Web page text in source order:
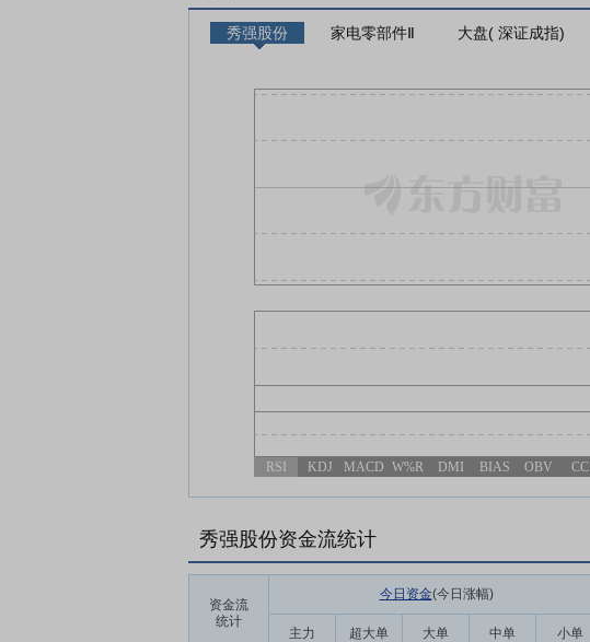
秀强股份 家电零部件Ⅱ 大盘( 深证成指)
RSI KDJ MACD W%R DMI BIAS OBV CCI
秀强股份资金流统计
资金流
统计
今日资金(今日涨幅)
主力 超大单 大单 中单 小单